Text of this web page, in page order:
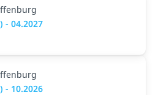
- 04.2027
- 10.2026